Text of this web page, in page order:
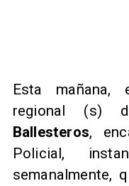
Esta mañana,
regional (s)
Ballesteros,
Policial,
semanalmente,